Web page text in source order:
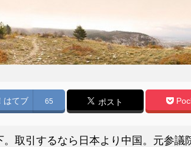
はてブ 65 ポスト
取引するなら日本より中国。元参議